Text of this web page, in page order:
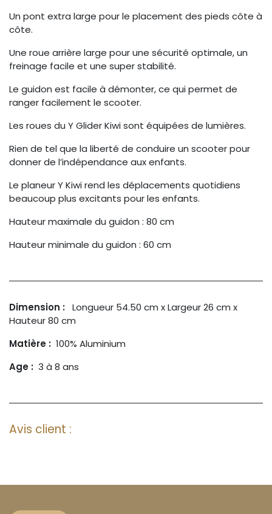
Un pont extra large pour le placement des pieds côte à
côte.
Une roue arrière large pour une sécurité optimale, un
freinage facile et une super stabilité.
Le guidon est facile à démonter, ce qui permet de
ranger facilement le scooter.
Les roues du Y Glider Kiwi sont équipées de lumières.
Rien de tel que la liberté de conduire un scooter pour
donner de l’indépendance aux enfants.
Le planeur Y Kiwi rend les déplacements quotidiens
beaucoup plus excitants pour les enfants.
Hauteur maximale du guidon : 80 cm
Hauteur minimale du guidon : 60 cm
Dimension : Longueur 54.50 cm x Largeur 26 cm x
Hauteur 80 cm
Matière : 100% Aluminium
Age : 3 à 8 ans
Avis client :